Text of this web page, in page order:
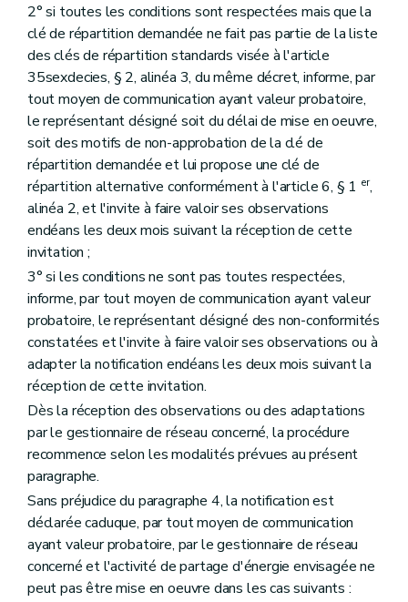
2° si toutes les conditions sont respectées mais que la
clé de répartition demandée ne fait pas partie de la liste
des clés de répartition standards visée à l'article
35sexdecies, § 2, alinéa 3, du même décret, informe, par
tout moyen de communication ayant valeur probatoire,
le représentant désigné soit du délai de mise en oeuvre,
soit des motifs de non-approbation de la clé de
répartition demandée et lui propose une clé de
répartition alternative conformément à l'article 6, § 1 er,
alinéa 2, et l'invite à faire valoir ses observations
endéans les deux mois suivant la réception de cette
invitation ;
3° si les conditions ne sont pas toutes respectées,
informe, par tout moyen de communication ayant valeur
probatoire, le représentant désigné des non-conformités
constatées et l'invite à faire valoir ses observations ou à
adapter la notification endéans les deux mois suivant la
réception de cette invitation.
Dès la réception des observations ou des adaptations
par le gestionnaire de réseau concerné, la procédure
recommence selon les modalités prévues au présent
paragraphe.
Sans préjudice du paragraphe 4, la notification est
déclarée caduque, par tout moyen de communication
ayant valeur probatoire, par le gestionnaire de réseau
concerné et l'activité de partage d'énergie envisagée ne
peut pas être mise en oeuvre dans les cas suivants :